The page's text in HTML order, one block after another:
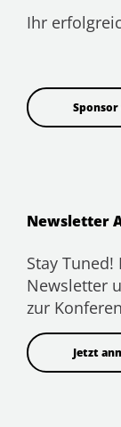
Ihr
Newsletter
Stay
Newsletter
zur
Jetzt